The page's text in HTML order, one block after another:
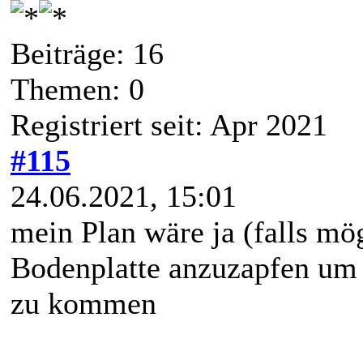
Beiträge: 16
Themen: 0
Registriert seit: Apr 2021
#115
24.06.2021, 15:01
mein Plan wäre ja (falls
Bodenplatte anzuzapfen
zu kommen